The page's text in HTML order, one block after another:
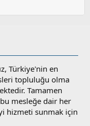
Türkiye'nin en
topluluğu olma
Tamamen
mesleğe dair her
hizmeti sunmak için